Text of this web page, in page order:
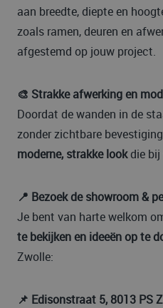
aan breedte, diepte en
zoals ramen, deuren en
afgestemd op jouw project.
🎨 Strakke afwerking en
Doordat de wanden in de
zonder zichtbare
moderne, strakke lookdie bij
📍 Bezoek de showroom &
Je bent van harte welkom
te bekijken en ideeën op te
Zwolle:
📌 Edisonstraat 5, 8013 PS